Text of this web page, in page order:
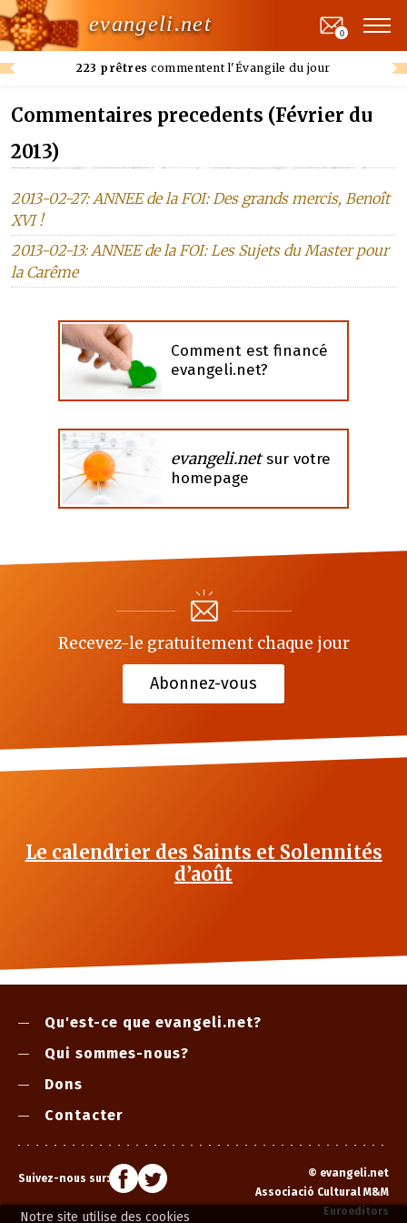
Notre site utilise des cookies
evangeli.net
223 prêtres commentent l'Évangile du jour
0
Commentaires precedents (Février du
2013)
2013-02-27: ANNEE de la FOI: Des grands mercis, Benoît
XVI !
2013-02-13: ANNEE de la FOI: Les Sujets du Master pour
la Carême
Comment est financé
evangeli.net?
evangeli.netsur votre
homepage
Recevez-le gratuitement chaque jour
Abonnez-vous
Le calendrier des Saints et Solennités
d’août
Qu'est-ce que evangeli.net?
Qui sommes-nous?
Dons
Contacter
Suivez-nous sur: © evangeli.net
Associació Cultural M&M
Euroeditors